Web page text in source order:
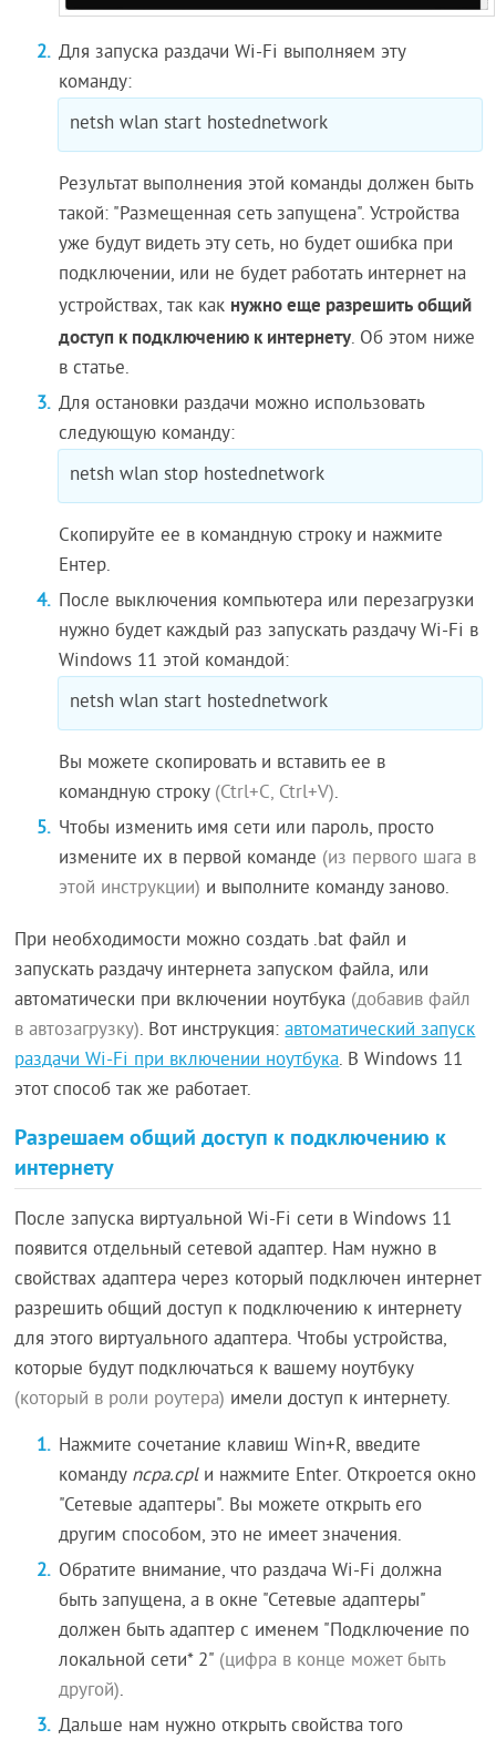
Для запуска раздачи Wi-Fi выполняем эту
команду:
netsh wlan start hostednetwork
Результат выполнения этой команды должен быть
такой: "Размещенная сеть запущена". Устройства
уже будут видеть эту сеть, но будет ошибка при
подключении, или не будет работать интернет на
устройствах, так как нужно еще разрешить общий
доступ к подключению к интернету. Об этом ниже
в статье.
Для остановки раздачи можно использовать
следующую команду:
netsh wlan stop hostednetwork
Скопируйте ее в командную строку и нажмите
Ентер.
После выключения компьютера или перезагрузки
нужно будет каждый раз запускать раздачу Wi-Fi в
Windows 11 этой командой:
netsh wlan start hostednetwork
Вы можете скопировать и вставить ее в
командную строку (Ctrl+C, Ctrl+V).
Чтобы изменить имя сети или пароль, просто
измените их в первой команде (из первого шага в
этой инструкции) и выполните команду заново.
При необходимости можно создать .bat файл и
запускать раздачу интернета запуском файла, или
автоматически при включении ноутбука (добавив файл
в автозагрузку). Вот инструкция:автоматический запуск
раздачи Wi-Fi при включении ноутбука. В Windows 11
этот способ так же работает.
Разрешаем общий доступ к подключению к
интернету
После запуска виртуальной Wi-Fi сети в Windows 11
появится отдельный сетевой адаптер. Нам нужно в
свойствах адаптера через который подключен интернет
разрешить общий доступ к подключению к интернету
для этого виртуального адаптера. Чтобы устройства,
которые будут подключаться к вашему ноутбуку
(который в роли роутера) имели доступ к интернету.
Нажмите сочетание клавиш Win+R, введите
команду ncpa.cplи нажмите Enter. Откроется окно
"Сетевые адаптеры". Вы можете открыть его
другим способом, это не имеет значения.
Обратите внимание, что раздача Wi-Fi должна
быть запущена, а в окне "Сетевые адаптеры"
должен быть адаптер с именем "Подключение по
локальной сети* 2" (цифра в конце может быть
другой).
Дальше нам нужно открыть свойства того